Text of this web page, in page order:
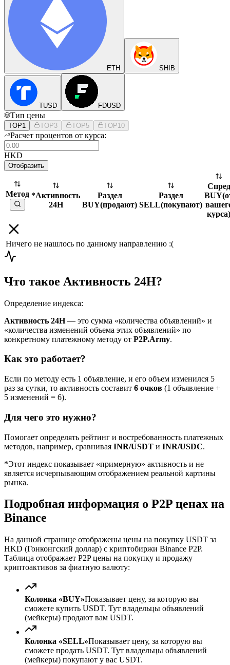
ETH SHIB
TUSD FDUSD
Тип цены
TOP1 TOP3 TOP5 TOP10
Расчет процентов от курса:
HKD
Отобразить
Метод *Активность
24H
Раздел
BUY(продают)
Раздел
SELL(покупают)
Спред
BUY(
курса)
Ничего не нашлось по данному направлению :(
Что такое Активность 24H?
Определение индекса:
Активность 24H— это сумма «количества объявлений» и
«количества изменений объема этих объявлений» по
конкретному платежному методу от P2P.Army.
Как это работает?
Если по методу есть 1 объявление, и его объем изменился 5
раз за сутки, то активность составит 6 очков (1 объявление +
5 изменений = 6).
Для чего это нужно?
Помогает определять рейтинг и востребованность платежных
методов, например, сравнивая INR/USDT и INR/USDC.
*Этот индекс показывает «примерную» активность и не
является исчерпывающим отображением реальной картины
рынка.
Подробная информация о P2P ценах на
Binance
На данной странице отображены цены на покупку USDT за
HKD (Гонконгский доллар) с криптобиржи Binance P2P.
Таблица отображает P2P цены на покупку и продажу
криптоактивов за фиатную валюту:
Колонка «BUY»Показывает цену, за которую вы
сможете купить USDT. Тут владельцы объявлений
(мейкеры) продают вам USDT.
Колонка «SELL»Показывает цену, за которую вы
сможете продать USDT. Тут владельцы объявлений
(мейкеры) покупают у вас USDT.